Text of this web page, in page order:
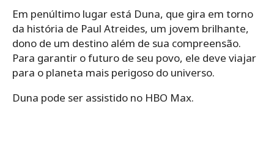
Em penúltimo lugar está Duna, que gira em torno
da história de Paul Atreides, um jovem brilhante,
dono de um destino além de sua compreensão.
Para garantir o futuro de seu povo, ele deve viajar
para o planeta mais perigoso do universo.
Duna pode ser assistido no HBO Max.